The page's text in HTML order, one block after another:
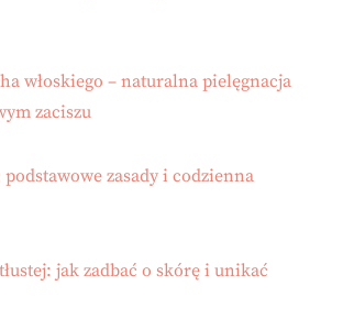
włoskiego – naturalna pielęgnacja
zaciszu
podstawowe zasady i codzienna
jak zadbać o skórę i unikać